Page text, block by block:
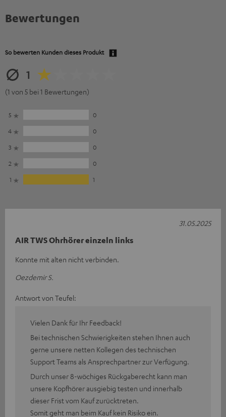
Bewertungen
So bewerten Kunden dieses Produkt
1
(1 von 5 bei 1 Bewertungen)
5
0
4
0
3
0
2
0
1
1
AIR TWS Ohrhörer einzeln links
Konnte mit alten nicht verbinden.
Oezdemir S.
31.05.2025
Antwort von Teufel:
Vielen Dank für Ihr Feedback!
Bei technischen Schwierigkeiten stehen Ihnen auch
gerne unsere netten Kollegen des technischen
Support Teams als Ansprechpartner zur Verfügung.
Durch unser 8-wöchiges Rückgaberecht kann man
unsere Kopfhörer ausgiebig testen und innerhalb
dieser Frist vom Kauf zurücktreten.
Somit geht man beim Kauf kein Risiko ein.